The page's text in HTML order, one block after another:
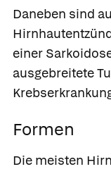
Daneben sind
einer
ausgebreitete
Formen
Die meisten